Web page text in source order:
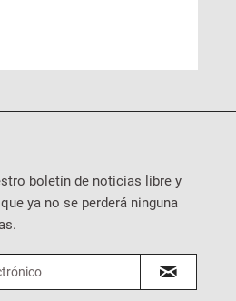
boletín de noticias libre y
ya no se perderá ninguna